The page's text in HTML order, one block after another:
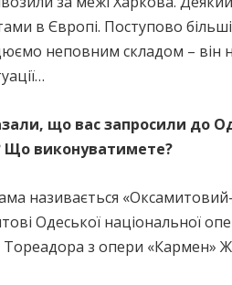
в Європі. Поступово
неповним складом – він
що вас запросили до
Що виконуватимете?
називається
Одеської національної
Тореадора з опери «Кармен»